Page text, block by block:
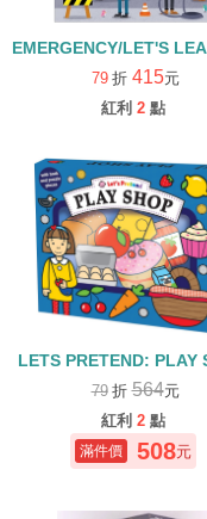
EMERGENCY/LET'S
79 折 415元
紅利 2 點
LETS PRETEND: PLAY
79 折564元
紅利 2 點
508元